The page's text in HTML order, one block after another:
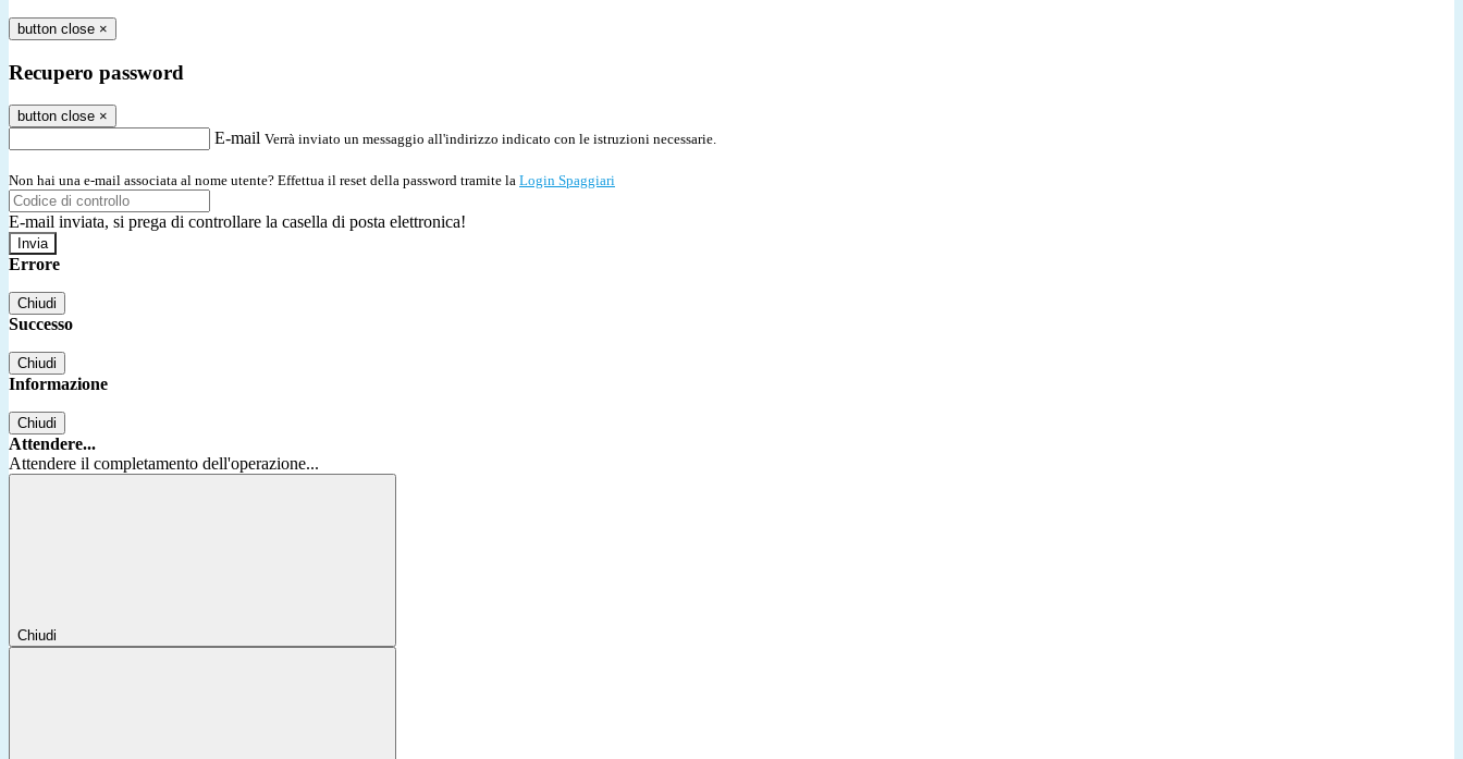
button close ×
Recupero password
button close ×
E-mail Verrà inviato un messaggio all'indirizzo indicato con le istruzioni necessarie.
Non hai una e-mail associata al nome utente? Effettua il reset della password tramite la Login Spaggiari
E-mail inviata, si prega di controllare la casella di posta elettronica!
Errore
Chiudi
Successo
Chiudi
Informazione
Chiudi
Attendere...
Attendere il completamento dell'operazione...
Chiudi